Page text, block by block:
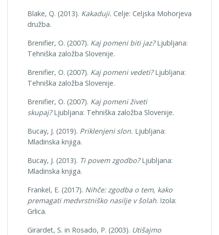
Blake, Q. (2013). Kakaduji. Celje: Celjska Mohorjeva
družba.
Brenifier, O. (2007). Kaj pomeni biti jaz?Ljubljana:
Tehniška založba Slovenije.
Brenifier, O. (2007). Kaj pomeni vedeti?Ljubljana:
Tehniška založba Slovenije.
Brenifier, O. (2007). Kaj pomeni živeti
skupaj?Ljubljana: Tehniška založba Slovenije.
Bucay, J. (2019). Priklenjeni slon. Ljubljana:
Mladinska knjiga.
Bucay, J. (2013). Ti povem zgodbo?Ljubljana:
Mladinska knjiga.
Frankel, E. (2017). Nihče: zgodba o tem, kako
premagati medvrstniško nasilje v šolah. Izola:
Grlica.
Girardet, S. in Rosado, P. (2003). Utišajmo